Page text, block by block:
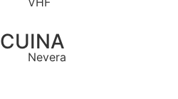
CUINA
Nevera